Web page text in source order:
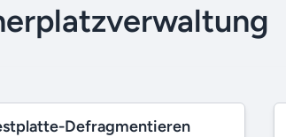
Defragmentieren